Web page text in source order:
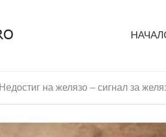
Недостиг на желязо – сигнал за